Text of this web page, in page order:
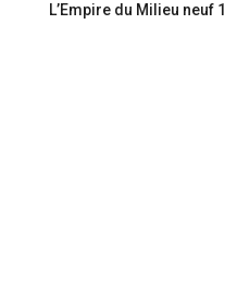
L’Empire du Milieu neuf